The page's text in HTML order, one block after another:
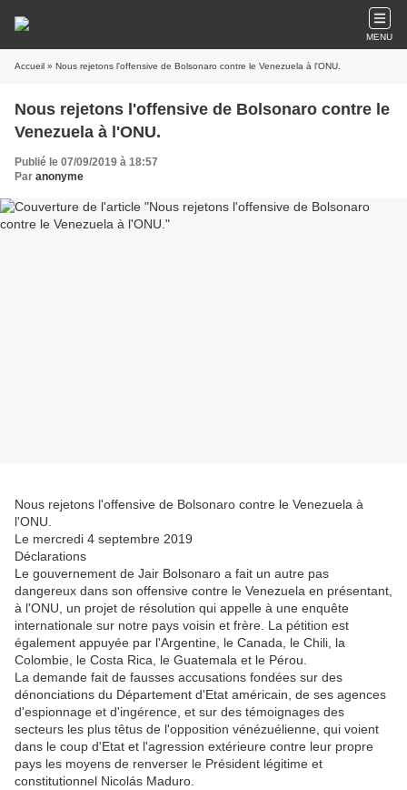
MENU
Accueil » Nous rejetons l'offensive de Bolsonaro contre le Venezuela à l'ONU.
Nous rejetons l'offensive de Bolsonaro contre le
Venezuela à l'ONU.
Publié le 07/09/2019 à 18:57
Par anonyme
Nous rejetons l'offensive de Bolsonaro contre le Venezuela à
l'ONU.
Le mercredi 4 septembre 2019
Déclarations
Le gouvernement de Jair Bolsonaro a fait un autre pas
dangereux dans son offensive contre le Venezuela en présentant,
à l'ONU, un projet de résolution qui appelle à une enquête
internationale sur notre pays voisin et frère. La pétition est
également appuyée par l'Argentine, le Canada, le Chili, la
Colombie, le Costa Rica, le Guatemala et le Pérou.
La demande fait de fausses accusations fondées sur des
dénonciations du Département d'Etat américain, de ses agences
d'espionnage et d'ingérence, et sur des témoignages des
secteurs les plus têtus de l'opposition vénézuélienne, qui voient
dans le coup d'Etat et l'agression extérieure contre leur propre
pays les moyens de renverser le Président légitime et
constitutionnel Nicolás Maduro.